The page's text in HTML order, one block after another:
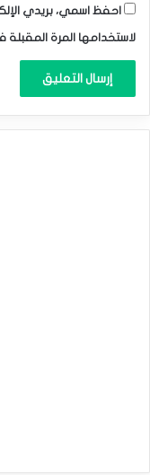
احفظ اسمي، بريدي
لاستخدامها المرة